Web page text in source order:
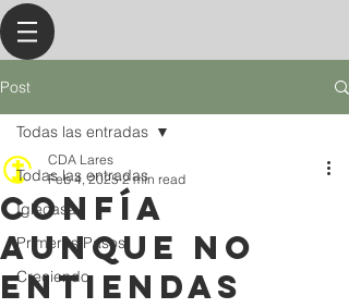
Post
Todas las entradas
Iglecasa
Primeros Pasos
Creciendo
Todas las entradas
Confía
Aunque No
Entiendas
CDA Lares
Feb 4, 2025 2 min read